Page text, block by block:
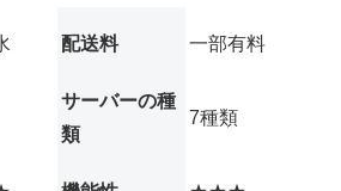
配送料 一部有料
サーバーの種
類
7種類